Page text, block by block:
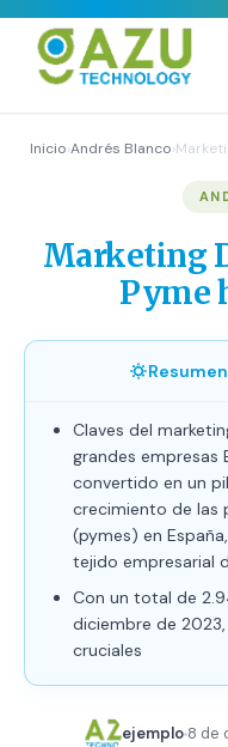
Estrategia de Redes
Publicidad Digital
Growth Youtube ↗
Inicio›Andrés Blanco›
Marketing
Pyme
Claves del
grandes empresas
convertido en un
crecimiento de las
(pymes) en
tejido empresarial
Con un total de
diciembre de
cruciales
ejemplo 8 de